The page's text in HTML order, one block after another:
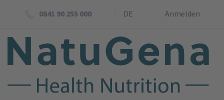
0841 90 255 000 DE Anmelden